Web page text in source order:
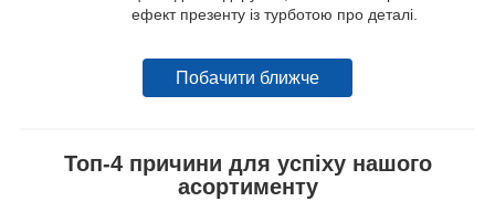
ефект презенту із турботою про деталі.
Побачити ближче
Топ-4 причини для успіху нашого
асортименту